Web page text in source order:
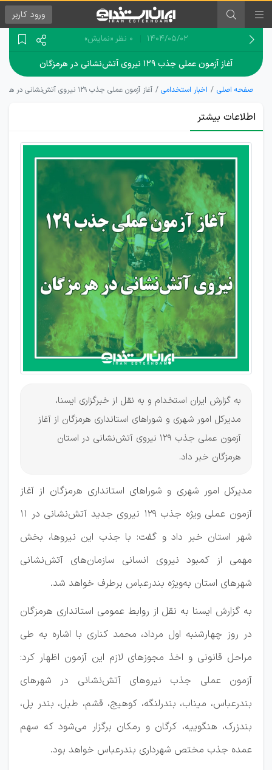
ورود کاربر
۱۴۰۴/۰۵/۰۲ 0 نظر «نمایش»
آغاز آزمون عملی جذب ۱۲۹ نیروی آتش‌نشانی در هرمزگان
صفحه اصلی اخبار استخدامی آغاز آزمون عملی جذب ۱۲۹ نیروی آتش‌نشانی در هرمزگان
اطلاعات بیشتر
شروع
آزمون
عملی
آتش‌نشانی
در
هرمزگان از
۳۱ تیر تا
دوم مرداد
به گزارش ایران استخدام و به نقل از خبرگزاری ایسنا،
مدیرکل امور شهری و شوراهای استانداری هرمزگان از آغاز
آزمون عملی جذب ۱۲۹ نیروی آتش‌نشانی در استان
هرمزگان خبر داد.
مدیرکل امور شهری و شوراهای استانداری هرمزگان از آغاز
آزمون عملی ویژه جذب ۱۲۹ نیروی جدید آتش‌نشانی در ۱۱
شهر استان خبر داد و گفت: با جذب این نیروها، بخش
مهمی از کمبود نیروی انسانی سازمان‌های آتش‌نشانی
شهرهای استان به‌ویژه بندرعباس برطرف خواهد شد.
به گزارش ایسنا به نقل از روابط عمومی استانداری هرمزگان
در روز چهارشنبه اول مرداد، محمد کناری با اشاره به طی
مراحل قانونی و اخذ مجوزهای لازم این آزمون اظهار کرد:
آزمون عملی جذب نیروهای آتش‌نشانی در شهرهای
بندرعباس، میناب، بندرلنگه، کوهیج، قشم، طبل، بندر پل،
بندزرک، هنگوییه، کرگان و رمکان برگزار می‌شود که سهم
عمده جذب مختص شهرداری بندرعباس خواهد بود.